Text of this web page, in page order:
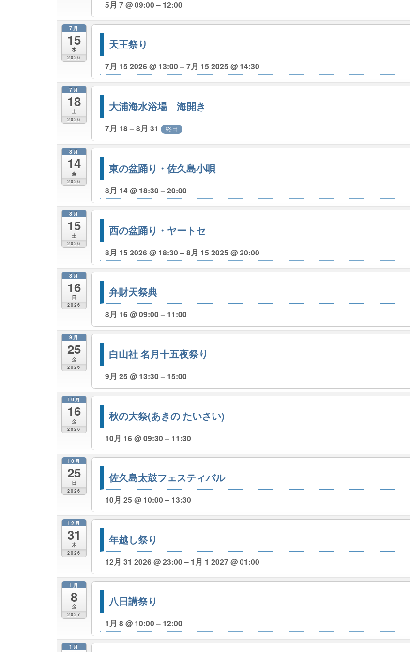
5月 7 @ 09:00 – 12:00
7月
15
水
2026
天王祭り
7月 15 2026 @ 13:00 – 7月 15 2025 @ 14:30
7月
18
土
2026
大浦海水浴場 海開き
7月 18 – 8月 31 終日
8月
14
金
2026
東の盆踊り・佐久島小唄
8月 14 @ 18:30 – 20:00
8月
15
土
2026
西の盆踊り・ヤートセ
8月 15 2026 @ 18:30 – 8月 15 2025 @ 20:00
8月
16
日
2026
弁財天祭典
8月 16 @ 09:00 – 11:00
9月
25
金
2026
白山社 名月十五夜祭り
9月 25 @ 13:30 – 15:00
10月
16
金
2026
秋の大祭(あきの たいさい)
10月 16 @ 09:30 – 11:30
10月
25
日
2026
佐久島太鼓フェスティバル
10月 25 @ 10:00 – 13:30
12月
31
木
2026
年越し祭り
12月 31 2026 @ 23:00 – 1月 1 2027 @ 01:00
1月
8
金
2027
八日講祭り
1月 8 @ 10:00 – 12:00
1月